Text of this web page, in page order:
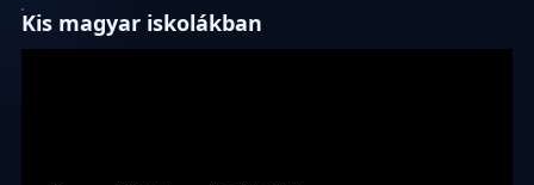
Kis magyar iskolákban